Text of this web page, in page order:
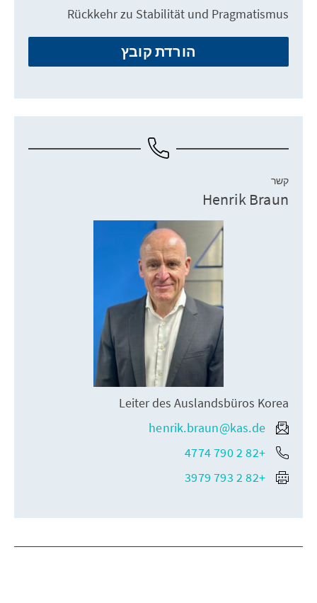
Rückkehr zu Stabilität und Pragmatismus
הורדת קובץ
קשר
Henrik Braun
Leiter des Auslandsbüros Korea
henrik.braun@kas.de
+82 2 790 4774
+82 2 793 3979